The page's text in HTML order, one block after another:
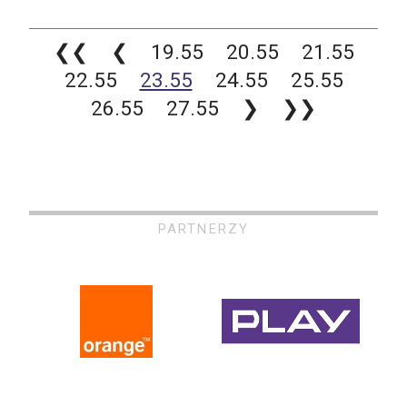
❮❮ ❮ 19.55 20.55
21.55
22.55
23.55 24.55
25.55
26.55
27.55 ❯ ❯❯
PARTNERZY